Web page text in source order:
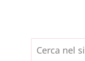
Cerca